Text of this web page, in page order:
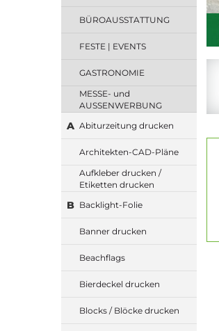
BÜROAUSSTATTUNG
FESTE | EVENTS
GASTRONOMIE
MESSE- und
AUSSENWERBUNG
A Abiturzeitung drucken
Architekten-CAD-Pläne
Aufkleber drucken /
Etiketten drucken
B Backlight-Folie
Banner drucken
Beachflags
Bierdeckel drucken
Blocks / Blöcke drucken